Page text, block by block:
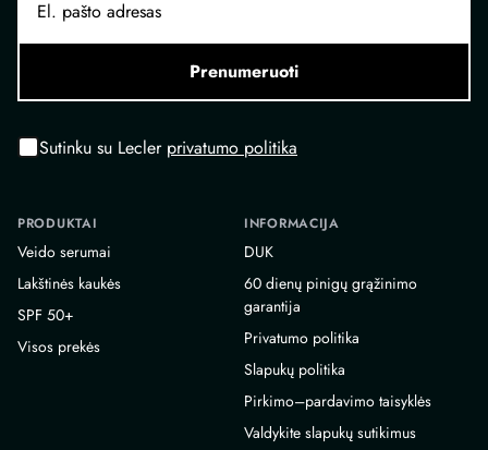
Prenumeruoti
Sutinku su Lecler privatumo politika
PRODUKTAI
Veido serumai
Lakštinės kaukės
SPF 50+
Visos prekės
INFORMACIJA
DUK
60 dienų pinigų grąžinimo
garantija
Privatumo politika
Slapukų politika
Pirkimo–pardavimo taisyklės
Valdykite slapukų sutikimus